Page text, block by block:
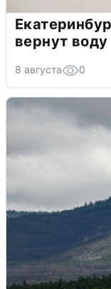
вернут воду
8 августа 0